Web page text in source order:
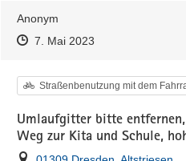
Anonym
Zeitpunkt des Erstellens
Zeitpunkt des Erstellens
7. Mai 2023Zur Äußerung
Kategorie
Straßenbenutzung mit dem
Umlaufgitter bitte
Weg zur Kita und Schule,